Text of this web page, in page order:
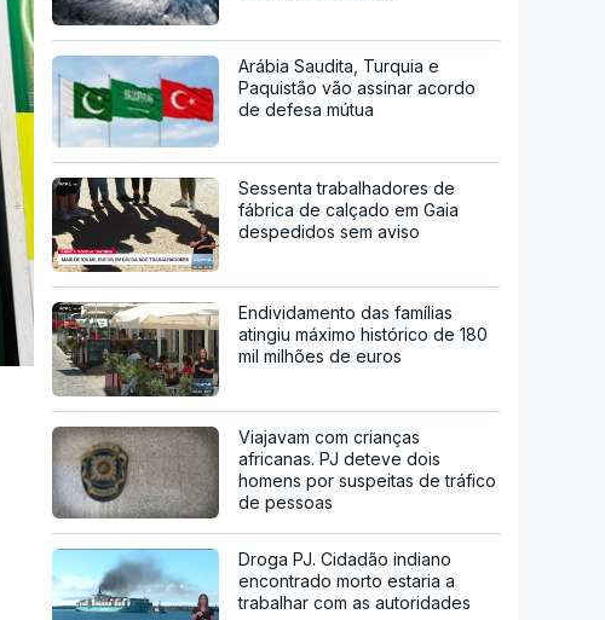
Arábia Saudita, Turquia e
Paquistão vão assinar acordo
de defesa mútua
Sessenta trabalhadores de
fábrica de calçado em Gaia
despedidos sem aviso
Endividamento das famílias
atingiu máximo histórico de 180
mil milhões de euros
Viajavam com crianças
africanas. PJ deteve dois
homens por suspeitas de tráfico
de pessoas
Droga PJ. Cidadão indiano
encontrado morto estaria a
trabalhar com as autoridades